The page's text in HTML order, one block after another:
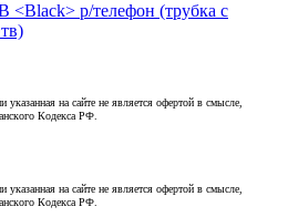
<Black> р/телефон (трубка с
на сайте не является офертой в смысле,
Кодекса РФ.
на сайте не является офертой в смысле,
Кодекса РФ.